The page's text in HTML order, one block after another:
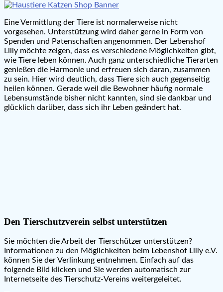
Eine Vermittlung der Tiere ist normalerweise nicht
vorgesehen. Unterstützung wird daher gerne in Form von
Spenden und Patenschaften angenommen. Der Lebenshof
Lilly möchte zeigen, dass es verschiedene Möglichkeiten gibt,
wie Tiere leben können. Auch ganz unterschiedliche Tierarten
genießen die Harmonie und erfreuen sich daran, zusammen
zu sein. Hier wird deutlich, dass Tiere sich auch gegenseitig
heilen können. Gerade weil die Bewohner häufig normale
Lebensumstände bisher nicht kannten, sind sie dankbar und
glücklich darüber, dass sich ihr Leben geändert hat.
Den Tierschutzverein selbst unterstützen
Sie möchten die Arbeit der Tierschützer unterstützen?
Informationen zu den Möglichkeiten beim Lebenshof Lilly e.V.
können Sie der Verlinkung entnehmen. Einfach auf das
folgende Bild klicken und Sie werden automatisch zur
Internetseite des Tierschutz-Vereins weitergeleitet.